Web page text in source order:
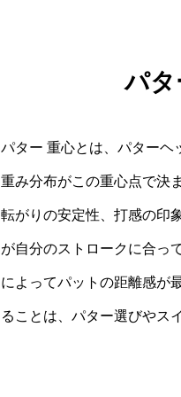
パタ
パター 重心とは、パターヘ
重み分布がこの重心点で決
転がりの安定性、打感の印
が自分のストロークに合っ
によってパットの距離感が
ることは、パター選びやス